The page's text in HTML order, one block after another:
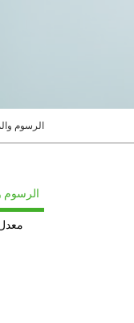
الرسوم
الرسوم